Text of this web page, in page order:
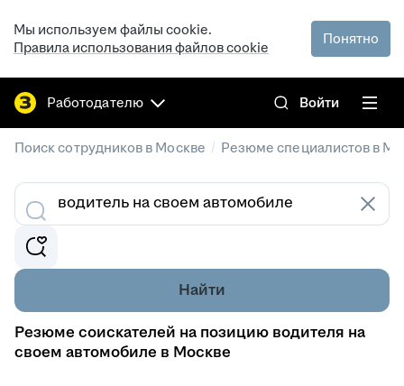
Мы используем файлы cookie.
Правила использования файлов cookie
Понятно
Работодателю Войти
Поиск сотрудников в Москве / Резюме специалистов в
Найти
Резюме соискателей на позицию водителя на
своем автомобиле в Москве